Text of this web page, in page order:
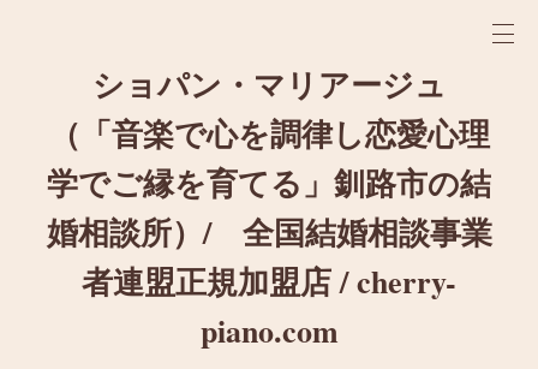
ショパン・マリアージュ
（「音楽で心を調律し恋愛心理
学でご縁を育てる」釧路市の結
婚相談所）/ 全国結婚相談事業
者連盟正規加盟店 / cherry-
piano.com